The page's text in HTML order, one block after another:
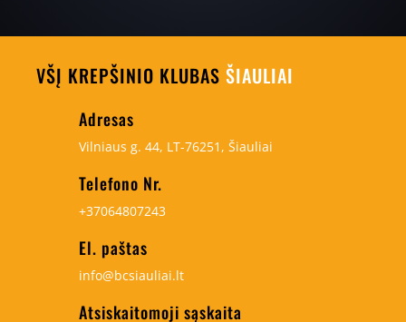
VŠĮ KREPŠINIO KLUBAS ŠIAULIAI
Adresas
Vilniaus g. 44, LT-76251, Šiauliai
Telefono Nr.
+37064807243
El. paštas
info@bcsiauliai.lt
Atsiskaitomoji sąskaita